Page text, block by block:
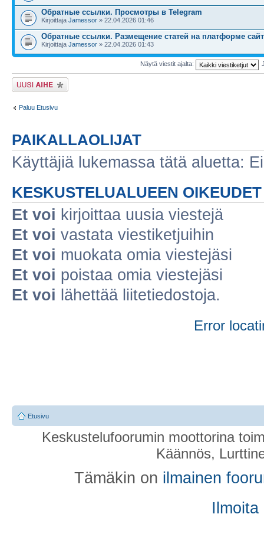
Обратные ссылки. Просмотры в Telegram
Kirjoittaja Jamessor » 22.04.2026 01:46
Обратные ссылки. Размещение статей на платформе
Kirjoittaja Jamessor » 22.04.2026 01:43
Näytä viestit ajalta:
Lähetä uusi viesti
Paluu Etusivu
PAIKALLAOLIJAT
Käyttäjiä lukemassa tätä aluetta:
KESKUSTELUALUEEN OIKEUDET
Et voi kirjoittaa uusia viestejä
Et voi vastata viestiketjuihin
Et voi muokata omia viestejäsi
Et voi poistaa omia viestejäsi
Et voi lähettää liitetiedostoja.
Error
Etusivu
Keskustelufoorumin moottorina
Käännös,
Tämäkin on ilmainen